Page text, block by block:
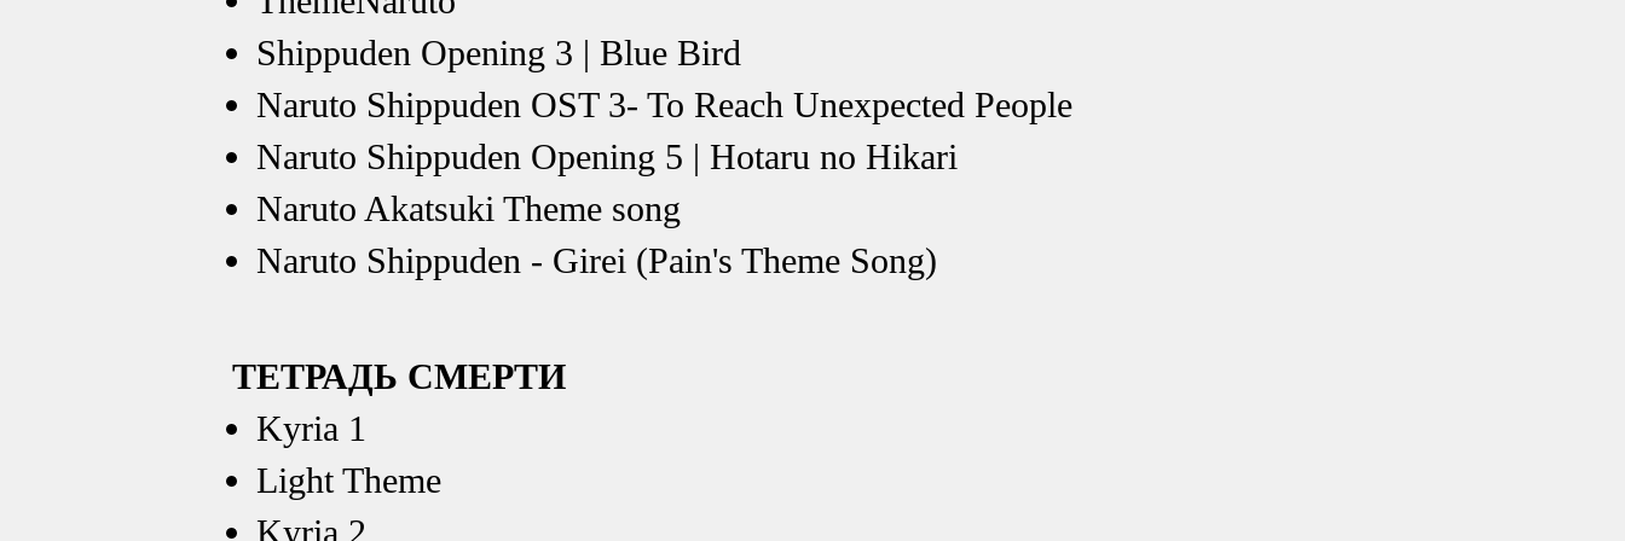
Shippuden Opening 3 | Blue Bird
Naruto Shippuden OST 3- To Reach Unexpected People
Naruto Shippuden Opening 5 | Hotaru no Hikari
Naruto Akatsuki Theme song
Naruto Shippuden - Girei (Pain's Theme Song)
ТЕТРАДЬ СМЕРТИ
Kyria 1
Light Theme
Kyria 2